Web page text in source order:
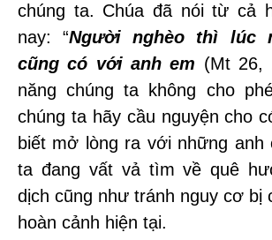
chúng ta. Chúa đã nói từ cả
nay: “Người nghèo thì lúc
cũng có với anh em (Mt 26,
năng chúng ta không cho
chúng ta hãy cầu nguyện cho
biết mở lòng ra với những anh
ta đang vất vả tìm về quê
dịch cũng như tránh nguy cơ bị
hoàn cảnh hiện tại.